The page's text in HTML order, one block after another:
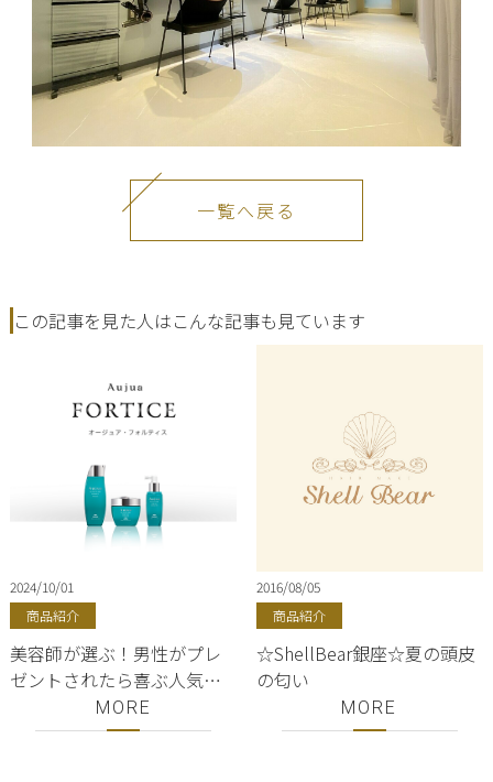
一覧へ戻る
この記事を見た人はこんな記事も見ています
2024/10/01
商品紹介
美容師が選ぶ！男性がプレ
ゼントされたら喜ぶ人気の
シャンプー厳選３選！ 高級
メンズオージュアシャンプ
MORE
2016/08/05
商品紹介
☆ShellBear銀座☆夏の頭皮
の匂い
MORE